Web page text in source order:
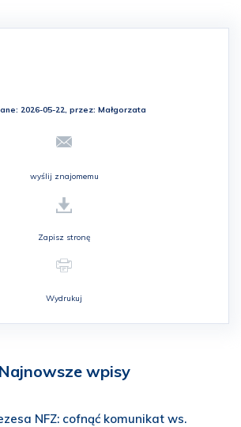
Najnowsze wpisy
NFZ: cofnąć komunikat ws.
2026-05-22, przez: Małgorzata
wyślij znajomemu
Zapisz stronę
Wydrukuj